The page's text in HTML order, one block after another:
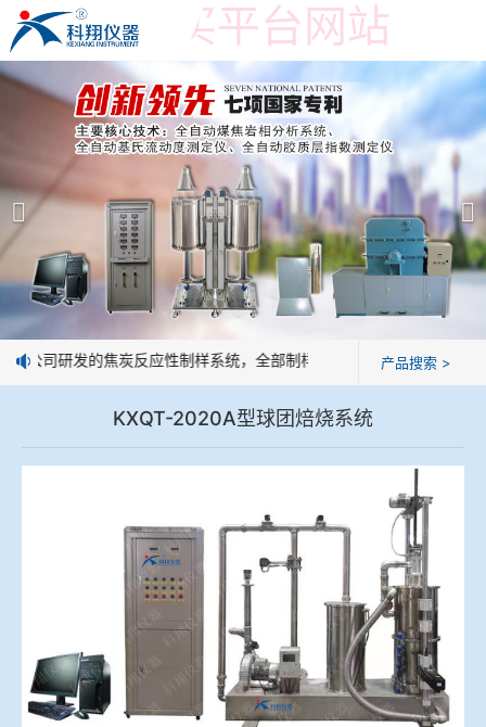
世界杯购买平台网站
世界杯购买平台网站
产品展示 ＞
焦炭高温性能检测系统
焦化行业检测及优化配煤设备
球团矿/烧结矿/块矿高温冶金性能检测系统
烧结/球团优化配矿研究设备
高炉配吹煤检测设备
冶金石灰活性度测定仪
矿石、焦炭物理检测及制样设备
工业分析、测硫仪等
公司简介
世界杯购买平台网站
企业业绩
技术交流
标准下载
世界杯购买平台网站
我公司研发的焦炭反应性制样系统，全部制样过程机械化操作，没有
产品搜索 >
KXQT-2020A型球团焙烧系统